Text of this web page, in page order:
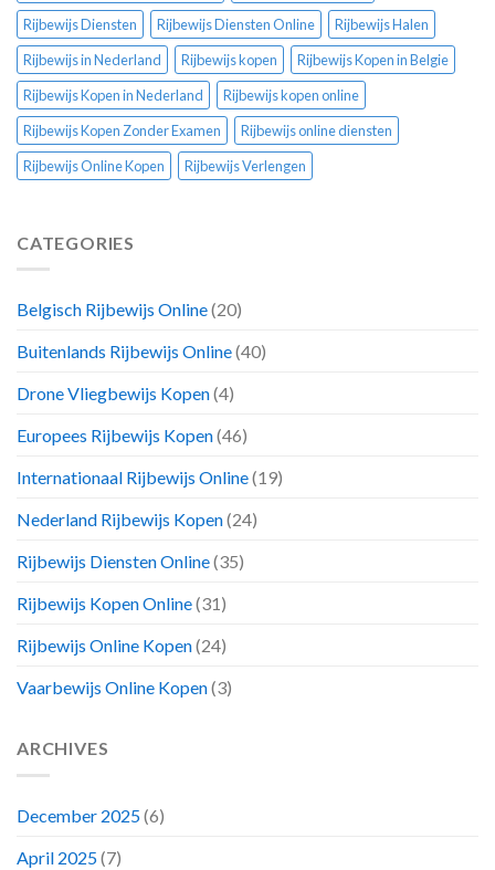
Rijbewijs Diensten Rijbewijs Diensten Online
Rijbewijs Halen
Rijbewijs in Nederland
Rijbewijs kopen
Rijbewijs Kopen in Belgie
Rijbewijs Kopen in Nederland
Rijbewijs kopen online
Rijbewijs Kopen Zonder Examen
Rijbewijs online diensten
Rijbewijs Online Kopen
Rijbewijs Verlengen
CATEGORIES
Belgisch Rijbewijs Online(20)
Buitenlands Rijbewijs Online(40)
Drone Vliegbewijs Kopen(4)
Europees Rijbewijs Kopen(46)
Internationaal Rijbewijs Online(19)
Nederland Rijbewijs Kopen(24)
Rijbewijs Diensten Online(35)
Rijbewijs Kopen Online(31)
Rijbewijs Online Kopen(24)
Vaarbewijs Online Kopen(3)
ARCHIVES
December 2025(6)
April 2025(7)